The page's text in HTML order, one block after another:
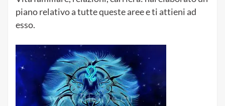
piano relativo a tutte queste aree e ti attieni ad
esso.